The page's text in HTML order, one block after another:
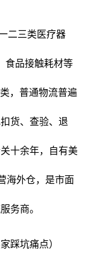
二三类医疗器
食品接触耗材等
，普通物流普遍
货、查验、退
十余年，自有美
海外仓，是市面
务商。
踩坑痛点）